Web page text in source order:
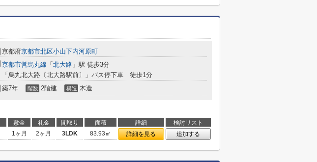
京都府京都市北区小山下内河原町
京都市営烏丸線 「 北大路 」駅 徒歩3分
「烏丸北大路〔北大路駅前〕」バス停下車 徒歩1分
築7年 階数 2階建 構造 木造
敷金 礼金 間取り 面積 詳細
検討リスト
1ヶ月 2ヶ月 3LDK 83.93㎡ 詳細を見る 追加する